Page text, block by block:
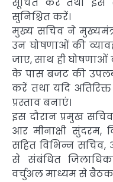
सूचित करें तथा इस
सुनिश्चित करें।
मुख्य सचिव ने
उन घोषणाओं की
जाए, साथ ही
के पास बजट की
करें तथा यदि
प्रस्ताव बनाएं।
इस दौरान प्रमुख
आर मीनाक्षी सुंदरम,
सहित विभिन्न
से संबंधित
वर्चुअल माध्यम से बैठक